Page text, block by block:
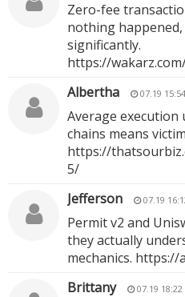
Zero-fee
nothing
significantly.
https://
Albertha
07.19 15:54
Average execution
chains means
https://
5/
Jefferson
07.19
Permit v2 and
they actually
mechanics. https://
Brittany
07.19 18:22